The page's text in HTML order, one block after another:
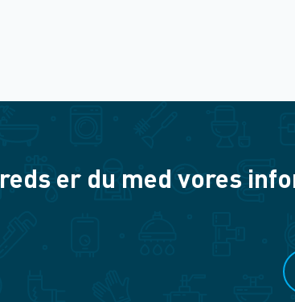
er du med vores